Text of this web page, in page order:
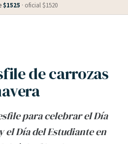
$1525 · oficial $1520
de carrozas
para celebrar el Día
el Día del Estudiante en